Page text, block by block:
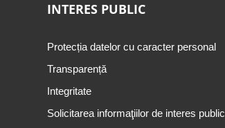
INTERES PUBLIC
Protecția datelor cu caracter personal
Transparență
Integritate
Solicitarea informaţiilor de interes public